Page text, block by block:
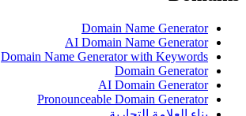
Domain Name Generator
AI Domain Name Generator
Domain Name Generator with Keywords
Domain Generator
AI Domain Generator
Pronounceable Domain Generator